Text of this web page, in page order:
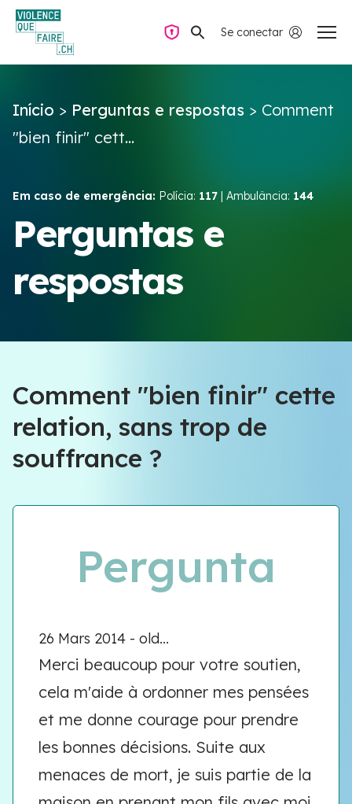
Se conectar
Perguntas e respostas
Violência no casal
Recursos e campanhas
Équipe VIOLENCE QUE FAIRE
Meet our team
Navegação privada
Início > Perguntas e respostas > Comment
"bien finir" cett...
Em caso de emergência: Polícia: 117 | Ambulância: 144
Perguntas e
respostas
Comment "bien finir" cette
relation, sans trop de
souffrance ?
Pergunta
26 Mars 2014 - old...
Merci beaucoup pour votre soutien,
cela m'aide à ordonner mes pensées
et me donne courage pour prendre
les bonnes décisions. Suite aux
menaces de mort, je suis partie de la